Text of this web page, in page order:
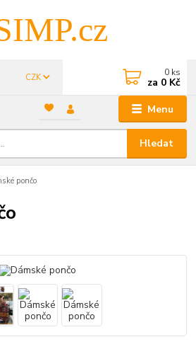
Menu
CZK
Hledat
0 ks
za 0 Kč
pončo